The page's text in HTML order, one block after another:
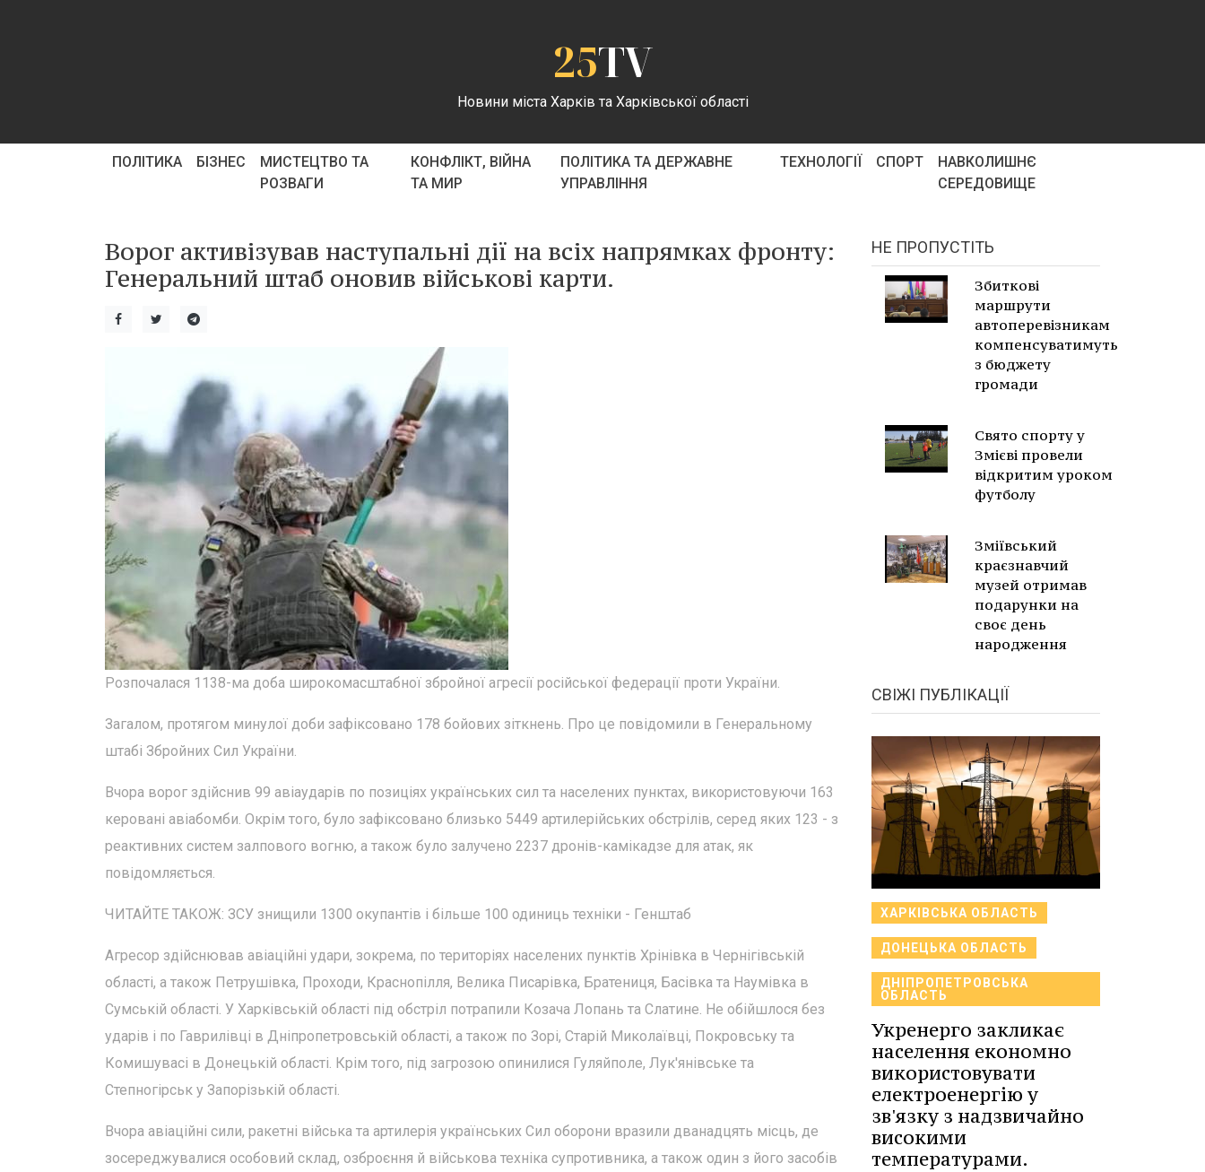
25TV
Новини міста Харків та Харківської області
ПОЛІТИКА БІЗНЕС
МИСТЕЦТВО ТА
РОЗВАГИ
КОНФЛІКТ, ВІЙНА
ТА МИР
ПОЛІТИКА ТА ДЕРЖАВНЕ
УПРАВЛІННЯ
ТЕХНОЛОГІЇ СПОРТ
НАВКОЛИШНЄ
СЕРЕДОВИЩЕ
Ворог активізував наступальні дії на всіх напрямках фронту:
Генеральний штаб оновив військові карти.
Розпочалася 1138-ма доба широкомасштабної збройної агресії російської федерації проти України.
Загалом, протягом минулої доби зафіксовано 178 бойових зіткнень. Про це повідомили в Генеральному
штабі Збройних Сил України.
Вчора ворог здійснив 99 авіаударів по позиціях українських сил та населених пунктах, використовуючи 163
керовані авіабомби. Окрім того, було зафіксовано близько 5449 артилерійських обстрілів, серед яких 123 - з
реактивних систем залпового вогню, а також було залучено 2237 дронів-камікадзе для атак, як
повідомляється.
ЧИТАЙТЕ ТАКОЖ: ЗСУ знищили 1300 окупантів і більше 100 одиниць техніки - Генштаб
Агресор здійснював авіаційні удари, зокрема, по територіях населених пунктів Хрінівка в Чернігівській
області, а також Петрушівка, Проходи, Краснопілля, Велика Писарівка, Братениця, Басівка та Наумівка в
Сумській області. У Харківській області під обстріл потрапили Козача Лопань та Слатине. Не обійшлося без
ударів і по Гаврилівці в Дніпропетровській області, а також по Зорі, Старій Миколаївці, Покровську та
Комишувасі в Донецькій області. Крім того, під загрозою опинилися Гуляйполе, Лук'янівське та
Степногірськ у Запорізькій області.
Вчора авіаційні сили, ракетні війська та артилерія українських Сил оборони вразили дванадцять місць, де
зосереджувалися особовий склад, озброєння й військова техніка супротивника, а також один з його засобів
НЕ ПРОПУСТІТЬ
Збиткові
маршрути
автоперевізникам
компенсуватимуть
з бюджету
громади
Свято спорту у
Змієві провели
відкритим уроком
футболу
Зміївський
краєзнавчий
музей отримав
подарунки на
своє день
народження
СВІЖІ ПУБЛІКАЦІЇ
ХАРКІВСЬКА ОБЛАСТЬ
ДОНЕЦЬКА ОБЛАСТЬ
ДНІПРОПЕТРОВСЬКА
ОБЛАСТЬ
Укренерго закликає
населення економно
використовувати
електроенергію у
зв'язку з надзвичайно
високими
температурами.